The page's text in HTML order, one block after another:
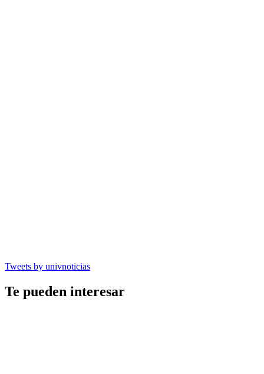
Tweets by univnoticias
Te pueden interesar